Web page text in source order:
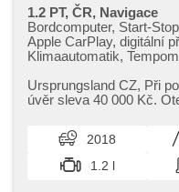
1.2 PT, ČR, Navigace
Bordcomputer, Start-
Apple CarPlay, digitální
Klimaautomatik,
Leuchten, Alufelgen,
Spiegel, Servolenkung,
(ESP),
Leuchte,
(ASR), isofix,
6x Airbag, Lichtsensor
Ursprungsland CZ,​ Při
úvěr sleva 40 000 Kč.
2018
1.2 l